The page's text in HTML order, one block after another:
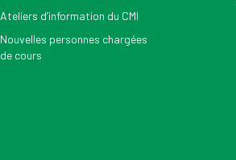
Ateliers d’information du CMI
Nouvelles personnes chargées
de cours